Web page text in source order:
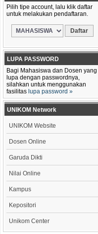
Pilih tipe account, lalu klik daftar
untuk melakukan pendaftaran.
LUPA PASSWORD
Bagi Mahasiswa dan Dosen yang
lupa dengan passwordnya,
silahkan untuk menggunakan
fasilitas lupa password »
UNIKOM Network
UNIKOM Website
Dosen Online
Garuda Dikti
Nilai Online
Kampus
Kepositori
Unikom Center